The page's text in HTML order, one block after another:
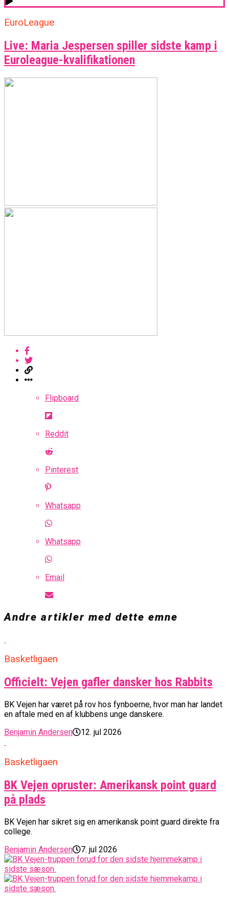
EuroLeague
Live: Maria Jespersen spiller sidste kamp i
Euroleague-kvalifikationen
Flipboard
Reddit
Pinterest
Whatsapp
Whatsapp
Email
Andre artikler med dette emne
Basketligaen
Officielt: Vejen gafler dansker hos Rabbits
BK Vejen har været på rov hos fynboerne, hvor man har landet
en aftale med en af klubbens unge danskere.
Benjamin Andersen
12. jul 2026
Basketligaen
BK Vejen opruster: Amerikansk point guard
på plads
BK Vejen har sikret sig en amerikansk point guard direkte fra
college.
Benjamin Andersen
7. jul 2026